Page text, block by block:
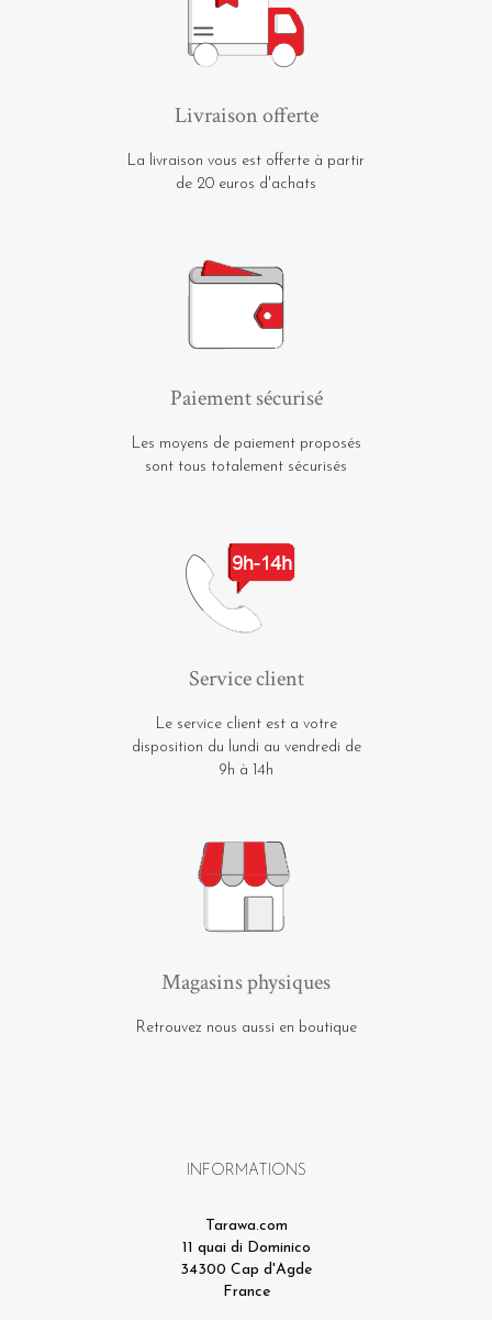
Livraison offerte
La livraison vous est offerte à partir
de 20 euros d'achats
Paiement sécurisé
Les moyens de paiement proposés
sont tous totalement sécurisés
Service client
Le service client est a votre
disposition du lundi au vendredi de
9h à 14h
Magasins physiques
Retrouvez nous aussi en boutique
INFORMATIONS
Tarawa.com
11 quai di Dominico
34300 Cap d'Agde
France